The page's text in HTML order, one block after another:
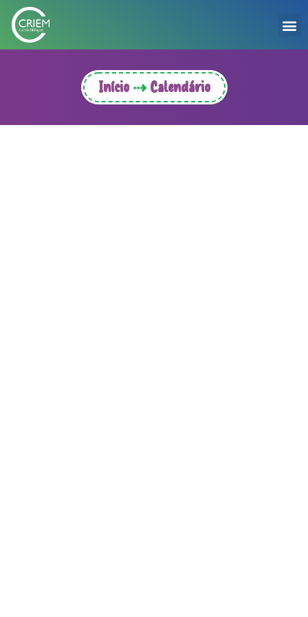
Início⇢ Calendário